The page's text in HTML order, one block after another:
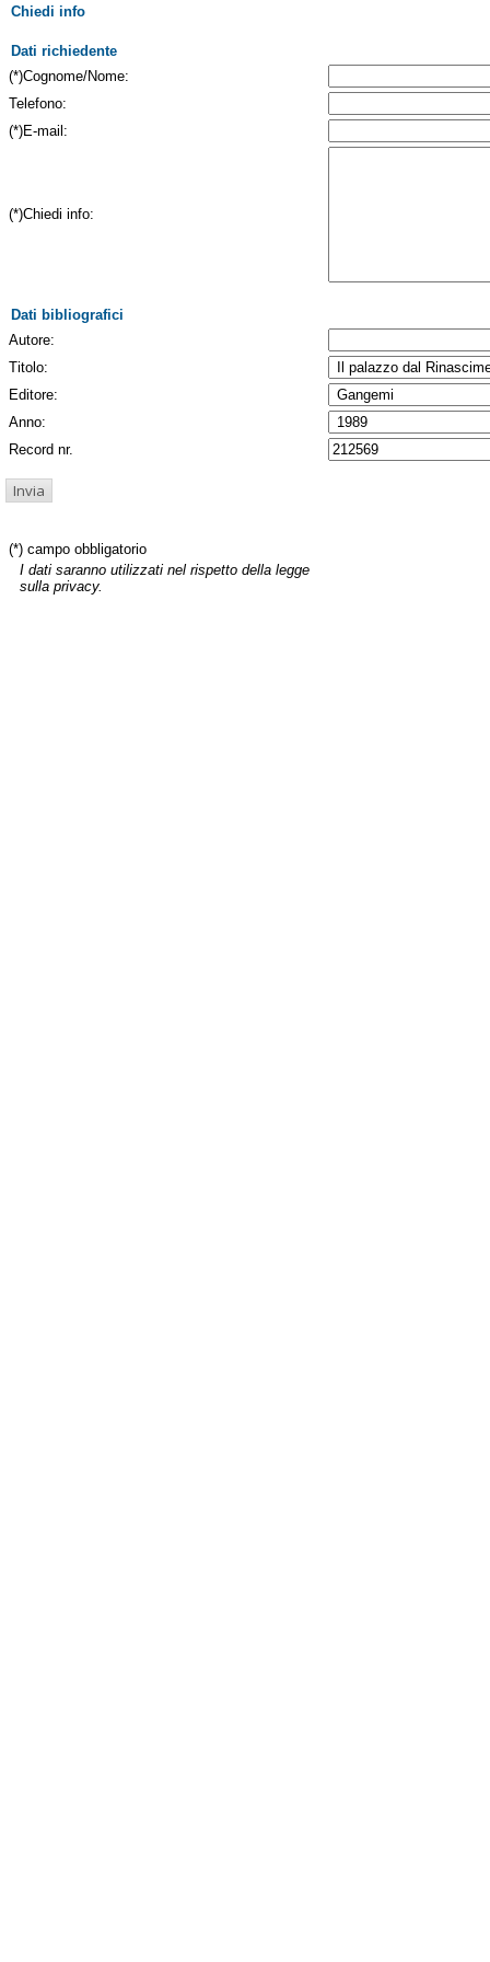
Chiedi info
Dati richiedente
(*)Cognome/Nome:
Telefono:
(*)E-mail:
(*)Chiedi info:
Dati bibliografici
Autore:
Titolo:
Editore:
Anno:
Record nr.
(*) campo obbligatorio
I dati saranno utilizzati nel rispetto della legge
sulla privacy.